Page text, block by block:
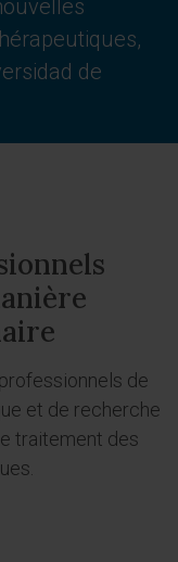
de
de
et de recherche
traitement des